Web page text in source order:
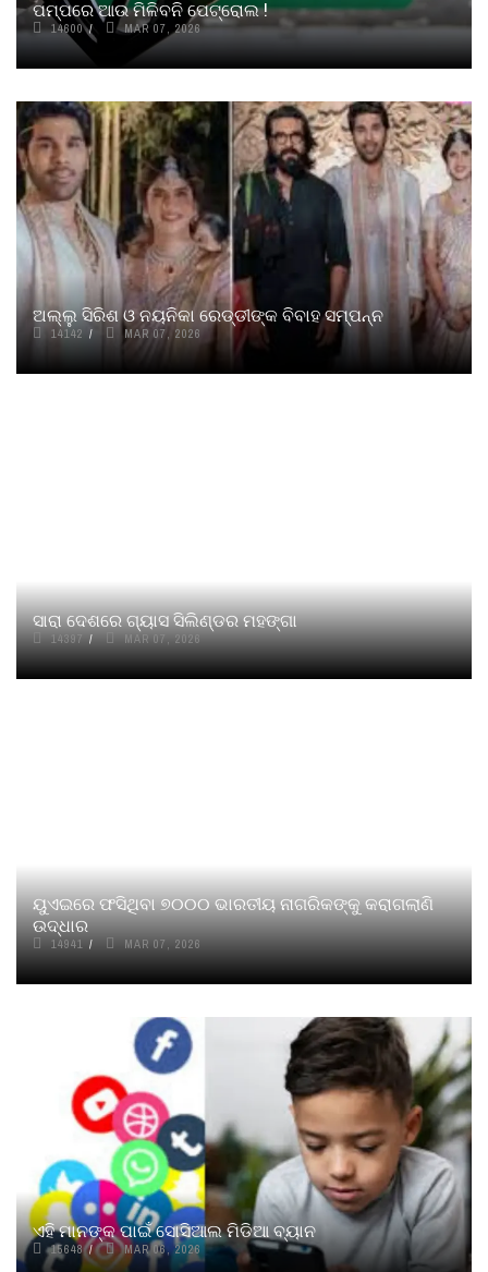
ପମ୍ପରେ ଆଉ ମିଳିବନି ପେଟ୍ରୋଲ !
14600 MAR 07, 2026
ଅଲ୍ଲୁ ସିରିଶ ଓ ନୟନିକା ରେଡ୍ଡୀଙ୍କ ବିବାହ ସମ୍ପନ୍ନ
14142 MAR 07, 2026
ସାରା ଦେଶରେ ଗ୍ୟାସ ସିଲିଣ୍ଡର ମହଙ୍ଗା
14397 MAR 07, 2026
ୟୁଏଇରେ ଫସିଥିବା ୭୦୦୦ ଭାରତୀୟ ନାଗରିକଙ୍କୁ କରାଗଲାଣି
ଉଦ୍ଧାର
14941 MAR 07, 2026
ଏହି ମାନଙ୍କ ପାଇଁ ସୋସିଆଲ ମିଡିଆ ବ୍ୟାନ
15648 MAR 06, 2026